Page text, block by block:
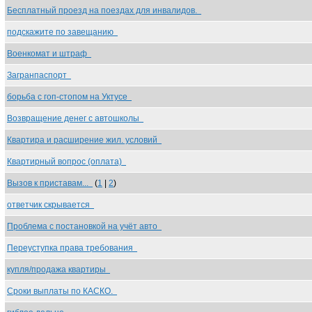
Бесплатный проезд на поездах для инвалидов.
подскажите по завещанию
Военкомат и штраф
Загранпаспорт
борьба с гоп-стопом на Уктусе
Возвращение денег с автошколы
Квартира и расширение жил. условий
Квартирный вопрос (оплата)
Вызов к приставам... (1 2)
ответчик скрывается
Проблема с постановкой на учёт авто
Переуступка права требования
купля/продажа квартиры
Сроки выплаты по КАСКО.